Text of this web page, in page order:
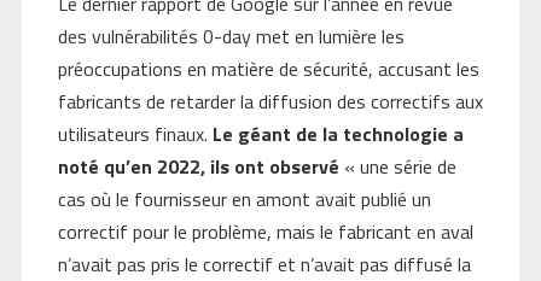
des vulnérabilités 0-day met en lumière les
préoccupations en matière de sécurité, accusant les
fabricants de retarder la diffusion des correctifs aux
utilisateurs finaux. Le géant de la technologie a
noté qu’en 2022, ils ont observé « une série de
cas où le fournisseur en amont avait publié un
correctif pour le problème, mais le fabricant en aval
n’avait pas pris le correctif et n’avait pas diffusé la